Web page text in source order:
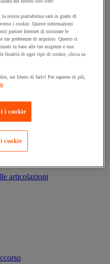
(DPI)
da lavoro
articolazioni
nostra piattaforma sarà in grado di
i cookie. Queste informazioni
partner Internet di misurare le
tue preferenze di acquisto. Questo ci
in base alle tue esigenze e una
finalità di ogni tipo di cookie, clicca su
sei libero di farlo! Per saperne di più,
i cookie
cookie